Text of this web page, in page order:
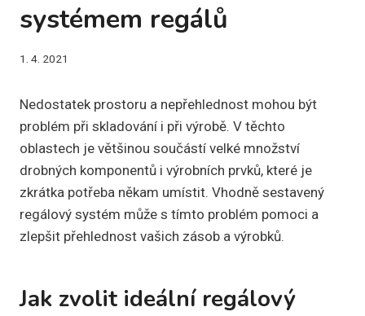
systémem regálů
1. 4. 2021
Nedostatek prostoru a nepřehlednost mohou být
problém při skladování i při výrobě. V těchto
oblastech je většinou součástí velké množství
drobných komponentů i výrobních prvků, které je
zkrátka potřeba někam umístit. Vhodně sestavený
regálový systém může s tímto problém pomoci a
zlepšit přehlednost vašich zásob a výrobků.
Jak zvolit ideální regálový